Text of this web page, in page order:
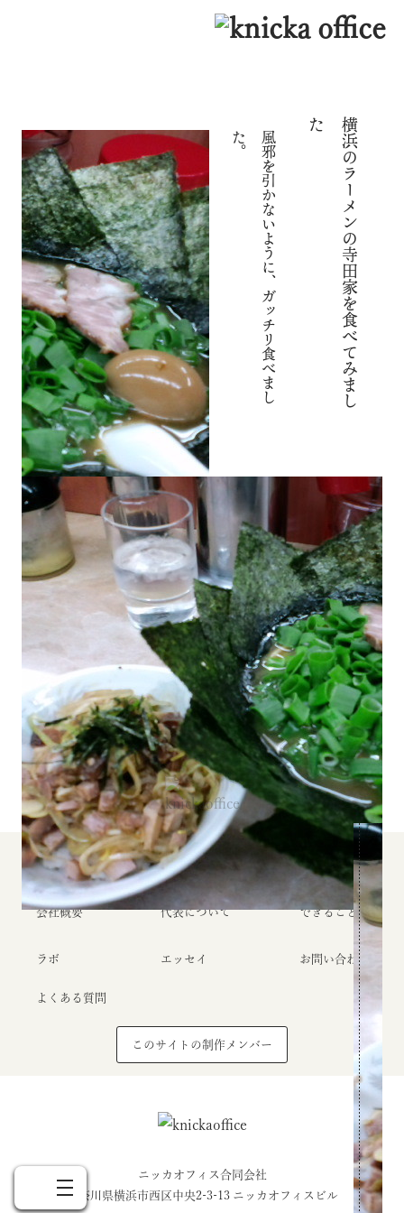
Clients Contact
お問い合わせ
横
浜
の
ラ
ー
メ
ン
の
寺
田
家
を
食
べ
て
み
ま
し
た
風
邪
を
引
か
な
い
よ
う
に
、
ガ
ッ
チ
リ
食
べ
ま
し
た
。
エスタ(ESTA)が本日導入された模様。よく
仕組みがわかりません。
『ウソバスター』という番組でウソをつい
ていた件
翌日
ホーム オフィスのこと クライアント
会社概要 代表について できること
ラボ エッセイ
よくある質問
お問い合わせ
このサイトの制作メンバー
ニッカオフィス合同会社
神奈川県横浜市西区中央2-3-13 ニッカオフィスビル